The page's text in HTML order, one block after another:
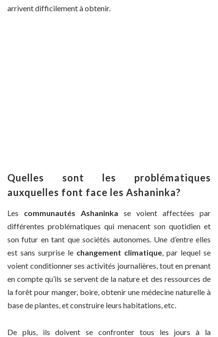
arrivent difficilement à obtenir.
Quelles sont les problématiques
auxquelles font face les Ashaninka?
Les communautés Ashaninka se voient affectées par
différentes problématiques qui menacent son quotidien et
son futur en tant que sociétés autonomes. Une d’entre elles
est sans surprise le changement climatique, par lequel se
voient conditionner ses activités journalières, tout en prenant
en compte qu’ils se servent de la nature et des ressources de
la forêt pour manger, boire, obtenir une médecine naturelle à
base de plantes, et construire leurs habitations, etc.
De plus, ils doivent se confronter tous les jours à la